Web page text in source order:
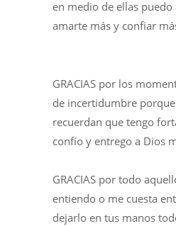
en medio de ellas puedo
amarte más y confiar
GRACIAS por los
de incertidumbre
recuerdan que tengo
confío y entrego a Dios
GRACIAS por todo
entiendo o me cuesta
dejarlo en tus manos